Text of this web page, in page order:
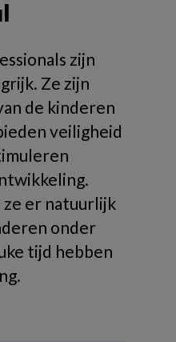
zijn
Ze zijn
de kinderen
veiligheid
ze er natuurlijk
onder
tijd hebben